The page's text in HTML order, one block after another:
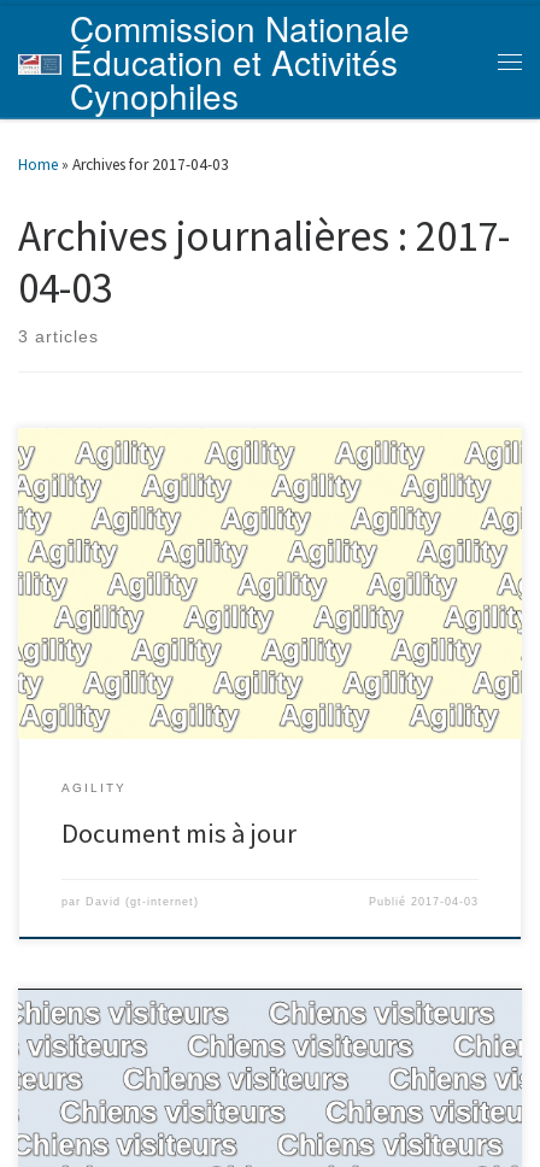
Skip to content
Commission Nationale
Éducation et Activités
Cynophiles
Home » Archives for 2017-04-03
Archives journalières : 2017-
04-03
3 articles
AGILITY
Document mis à jour
par David (gt-internet) Publié2017-04-03